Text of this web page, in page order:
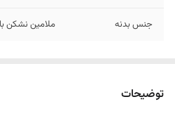
جنس بدنه ملامین نشکن
توضیحات